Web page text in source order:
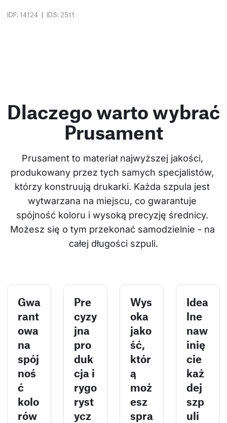
IDF: 14124 | IDS: 2511
Dlaczego warto wybrać
Prusament
Prusament to materiał najwyższej jakości,
produkowany przez tych samych specjalistów,
którzy konstruują drukarki. Każda szpula jest
wytwarzana na miejscu, co gwarantuje
spójność koloru i wysoką precyzję średnicy.
Możesz się o tym przekonać samodzielnie - na
całej długości szpuli.
Gwa
rant
owa
na
spój
noś
ć
kolo
rów
Pre
cyzy
jna
pro
duk
cja i
rygo
ryst
ycz
Wys
oka
jako
ść,
któr
ą
moż
esz
spra
Idea
lne
naw
inię
cie
każ
dej
szp
uli